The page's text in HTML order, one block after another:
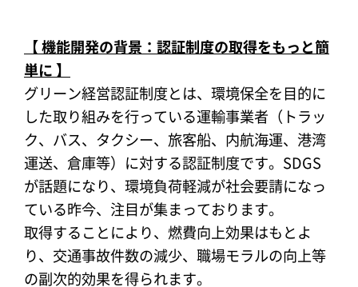
【 機能開発の背景：認証制度の取得をもっと簡
単に 】
グリーン経営認証制度とは、環境保全を目的に
した取り組みを行っている運輸事業者（トラッ
ク、バス、タクシー、旅客船、内航海運、港湾
運送、倉庫等）に対する認証制度です。SDGS
が話題になり、環境負荷軽減が社会要請になっ
ている昨今、注目が集まっております。
取得することにより、燃費向上効果はもとよ
り、交通事故件数の減少、職場モラルの向上等
の副次的効果を得られます。